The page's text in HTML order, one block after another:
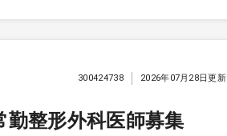
勤整形外科医師募集
300424738 2026年07月28日更新